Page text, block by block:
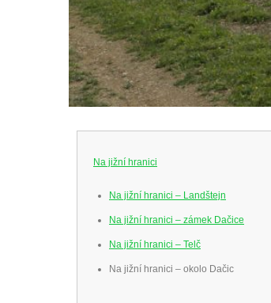
Na jižní hranici
Na jižní hranici – Landštejn
Na jižní hranici – zámek Dačice
Na jižní hranici – Telč
Na jižní hranici – okolo Dačic